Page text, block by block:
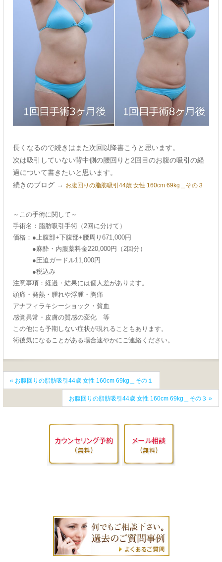
長くなるので続きはまた次回以降書こうと思います。
次は吸引していない背中側の腰回りと2回目のお腹の吸引の経
過について書きたいと思います。
続きのブログ → お腹回りの脂肪吸引44歳 女性 160cm 69kg＿その３
～この手術に関して～
手術名：脂肪吸引手術（2回に分けて）
価格：●上腹部+下腹部+腰周り671,000円
●麻酔・内服薬料金220,000円（2回分）
●圧迫ガードル11,000円
●税込み
注意事項：経過・結果には個人差があります。
頭痛・発熱・腫れや浮腫・胸痛
アナフィラキシーショック・貧血
感覚異常・皮膚の質感の変化 等
この他にも予期しない症状が現れることもあります。
術後気になることがある場合速やかにご連絡ください。
« お腹回りの脂肪吸引44歳 女性 160cm 69kg＿その１
お腹回りの脂肪吸引44歳 女性 160cm 69kg＿その３ »